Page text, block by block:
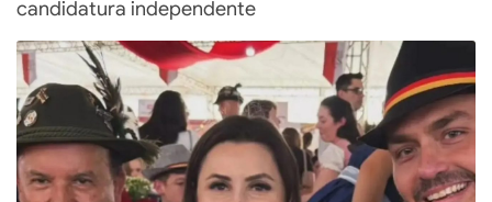
candidatura independente